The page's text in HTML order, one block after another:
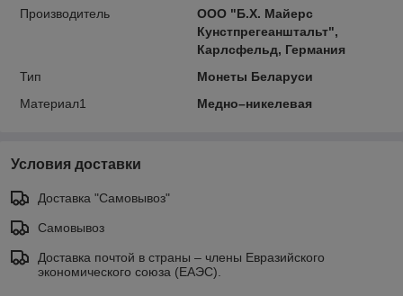
Производитель
ООО "Б.Х. Майерс
Кунстпрегеанштальт",
Карлсфельд, Германия
Тип
Монеты Беларуси
Материал1
Медно–никелевая
Условия доставки
Доставка "Самовывоз"
Самовывоз
Доставка почтой в страны – члены Евразийского
экономического союза (ЕАЭС).